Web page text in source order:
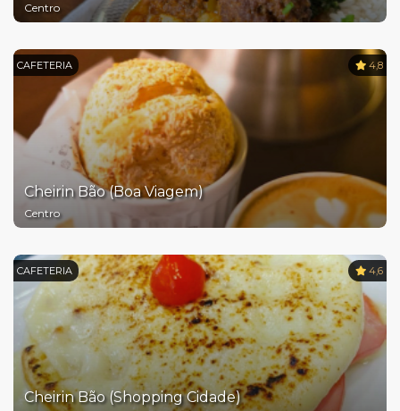
Centro
CAFETERIA 4,8
Cheirin Bão (Boa Viagem)
Centro
CAFETERIA 4,6
Cheirin Bão (Shopping Cidade)